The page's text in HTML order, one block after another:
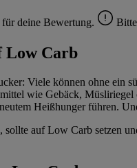
deine Bewertung.
Low Carb
Viele können ohne ein
wie Gebäck,
Heißhunger führen.
sollte auf Low Carb setzen